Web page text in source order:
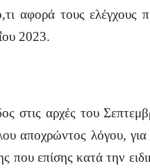
αφορά τους ελέγχους
2023.
στις αρχές του
αποχρώντος λόγου,
επίσης κατά την